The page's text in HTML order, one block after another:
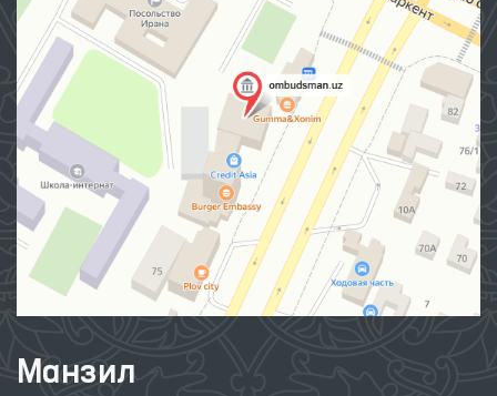
Манзил